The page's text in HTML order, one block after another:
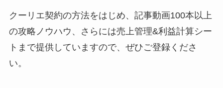
クーリエ契約の方法をはじめ、記事動画100本以上
の攻略ノウハウ、さらには売上管理&利益計算シー
トまで提供していますので、ぜひご登録くださ
い。